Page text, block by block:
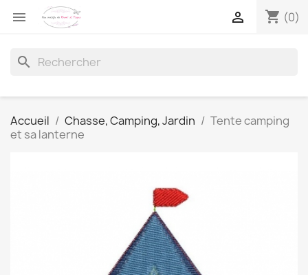
 shopping_cart (0)

search
Accueil Chasse, Camping, Jardin
Tente camping
et sa lanterne